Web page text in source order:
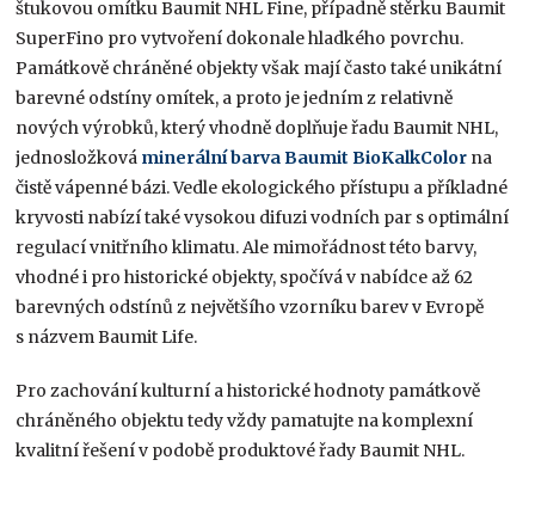
štukovou omítku Baumit NHL Fine, případně stěrku Baumit
SuperFino pro vytvoření dokonale hladkého povrchu.
Památkově chráněné objekty však mají často také unikátní
barevné odstíny omítek, a proto je jedním z relativně
nových výrobků, který vhodně doplňuje řadu Baumit NHL,
jednosložková minerální barvaBaumit BioKalkColor na
čistě vápenné bázi. Vedle ekologického přístupu a příkladné
kryvosti nabízí také vysokou difuzi vodních par s optimální
regulací vnitřního klimatu. Ale mimořádnost této barvy,
vhodné i pro historické objekty, spočívá v nabídce až 62
barevných odstínů z největšího vzorníku barev v Evropě
s názvem Baumit Life.
Pro zachování kulturní a historické hodnoty památkově
chráněného objektu tedy vždy pamatujte na komplexní
kvalitní řešení v podobě produktové řady Baumit NHL.